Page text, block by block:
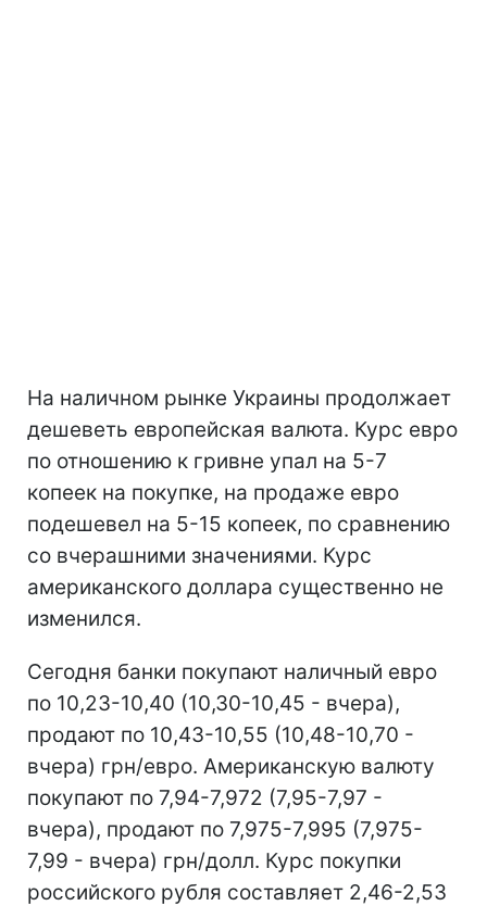
На наличном рынке Украины продолжает
дешеветь европейская валюта. Курс евро
по отношению к гривне упал на 5-7
копеек на покупке, на продаже евро
подешевел на 5-15 копеек, по сравнению
со вчерашними значениями. Курс
американского доллара существенно не
изменился.
Сегодня банки покупают наличный евро
по 10,23-10,40 (10,30-10,45 - вчера),
продают по 10,43-10,55 (10,48-10,70 -
вчера) грн/евро. Американскую валюту
покупают по 7,94-7,972 (7,95-7,97 -
вчера), продают по 7,975-7,995 (7,975-
7,99 - вчера) грн/долл. Курс покупки
российского рубля составляет 2,46-2,53